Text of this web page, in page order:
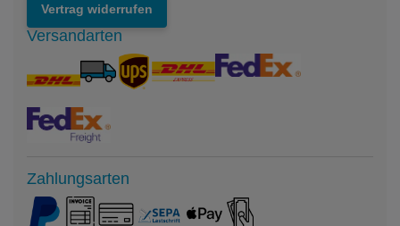
Vertrag widerrufen
Versandarten
Zahlungsarten